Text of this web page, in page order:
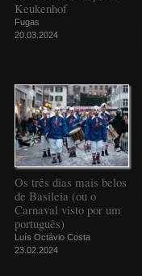
Keukenhof
Fugas
20.03.2024
Os três dias mais belos
de Basileia (ou o
Carnaval visto por um
português)
Luís Octávio Costa
23.02.2024